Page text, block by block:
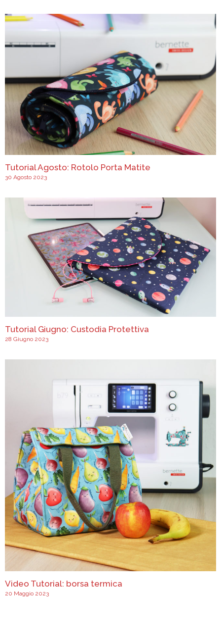
Tutorial Agosto: Rotolo Porta Matite
30 Agosto 2023
Tutorial Giugno: Custodia Protettiva
28 Giugno 2023
Video Tutorial: borsa termica
20 Maggio 2023